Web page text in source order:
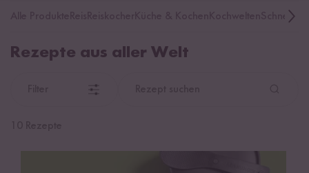
Schnelle
Rezepte aus aller Welt